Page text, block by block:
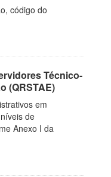
código do
Técnico-
(QRSTAE)
em
de
Anexo I da